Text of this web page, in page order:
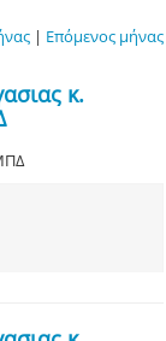
| Επόμενος μήνας
κ.